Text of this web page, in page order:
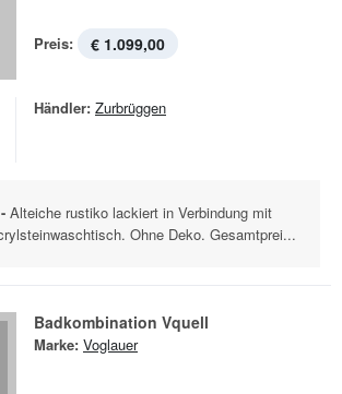
Preis: € 1.099,00
Händler: Zurbrüggen
Alteiche rustiko lackiert in Verbindung mit
Ohne Deko. Gesamtprei...
Badkombination Vquell
Marke: Voglauer